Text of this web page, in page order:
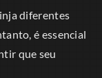
diferentes
é essencial
que seu